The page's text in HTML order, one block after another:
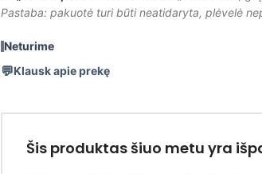
Pastaba: pakuotė turi būti neatidaryta, plėvelė
Neturime
Klausk apie prekę
Šis produktas šiuo metu yra